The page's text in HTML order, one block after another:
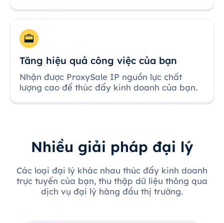
Tăng hiệu quả công việc của bạn
Nhận được ProxySale IP nguồn lực chất
lượng cao để thúc đẩy kinh doanh của bạn.
Nhiều giải pháp đại lý
Các loại đại lý khác nhau thúc đẩy kinh doanh
trực tuyến của bạn, thu thập dữ liệu thông qua
dịch vụ đại lý hàng đầu thị trường.